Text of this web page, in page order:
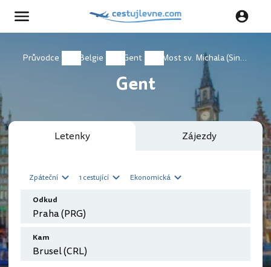
Průvodce Belgie Gent Most sv. Michala (Sint-Michielsbrug)
Gent
Letenky Zájezdy
Zpáteční 1 cestující Ekonomická
Odkud
Kam